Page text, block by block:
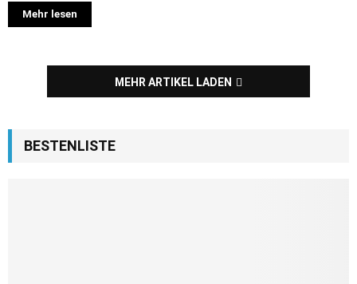
Mehr lesen
MEHR ARTIKEL LADEN
BESTENLISTE